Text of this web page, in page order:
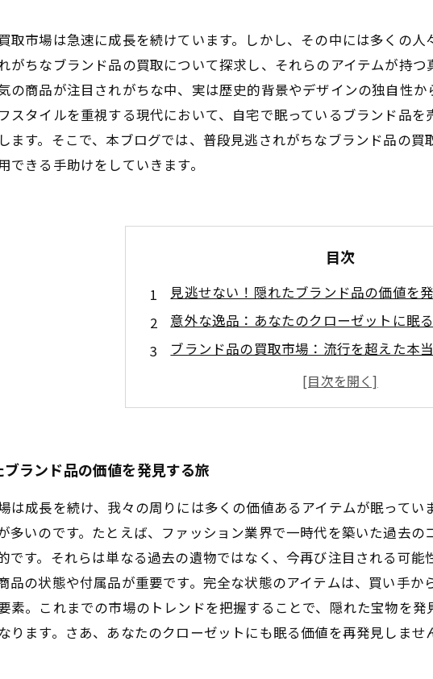
取市場は急速に成長を続けています。しかし、その中には多くの
がちなブランド品の買取について探求し、それらのアイテムが持
の商品が注目されがちな中、実は歴史的背景やデザインの独自性
スタイルを重視する現代において、自宅で眠っているブランド品
ます。そこで、本ブログでは、普段見逃されがちなブランド品の
できる手助けをしていきます。
目次
見逃せない！隠れたブランド品の価値を
意外な逸品：あなたのクローゼットに眠
ブランド品の買取市場：流行を超えた本
持続可能なライフスタイルと買取：環境
売れる！見落とされがちなブランド品の
ブランド品の買取で得る新しい価値観：再
ランド品の価値を発見する旅
は成長を続け、我々の周りには多くの価値あるアイテムが眠って
多いのです。たとえば、ファッション業界で一時代を築いた過去
です。それらは単なる過去の遺物ではなく、今再び注目される可
品の状態や付属品が重要です。完全な状態のアイテムは、買い手
素。これまでの市場のトレンドを把握することで、隠れた宝物を
ります。さあ、あなたのクローゼットにも眠る価値を再発見しませ